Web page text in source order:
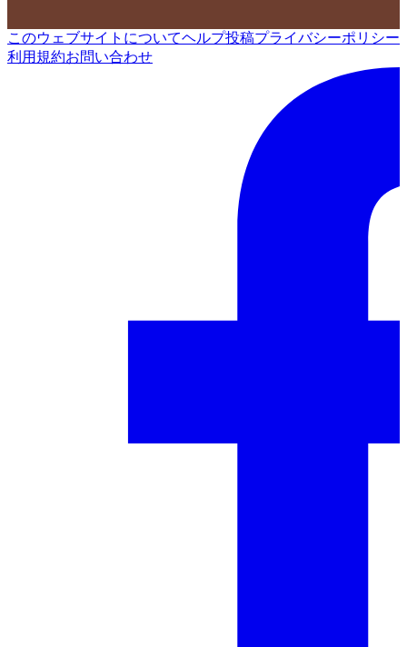
このウェブサイトについてヘルプ投稿プライバシーポリシー
利用規約お問い合わせ